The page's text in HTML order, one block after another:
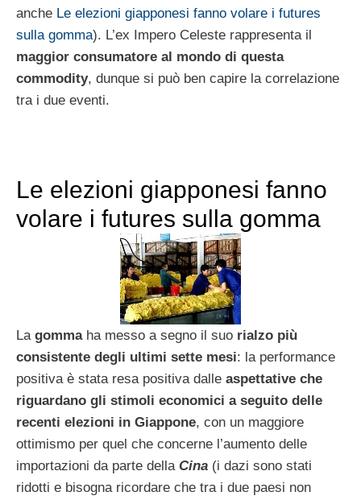
anche Le elezioni giapponesi fanno volare i futures
sulla gomma). L’ex Impero Celeste rappresenta il
maggior consumatore al mondo di questa
commodity, dunque si può ben capire la correlazione
tra i due eventi.
Le elezioni giapponesi fanno
volare i futures sulla gomma
La gommaha messo a segno il suo rialzo più
consistente degli ultimi sette mesi: la performance
positiva è stata resa positiva dalle aspettative che
riguardano gli stimoli economici a seguito delle
recenti elezioni in Giappone, con un maggiore
ottimismo per quel che concerne l’aumento delle
importazioni da parte della Cina (i dazi sono stati
ridotti e bisogna ricordare che tra i due paesi non